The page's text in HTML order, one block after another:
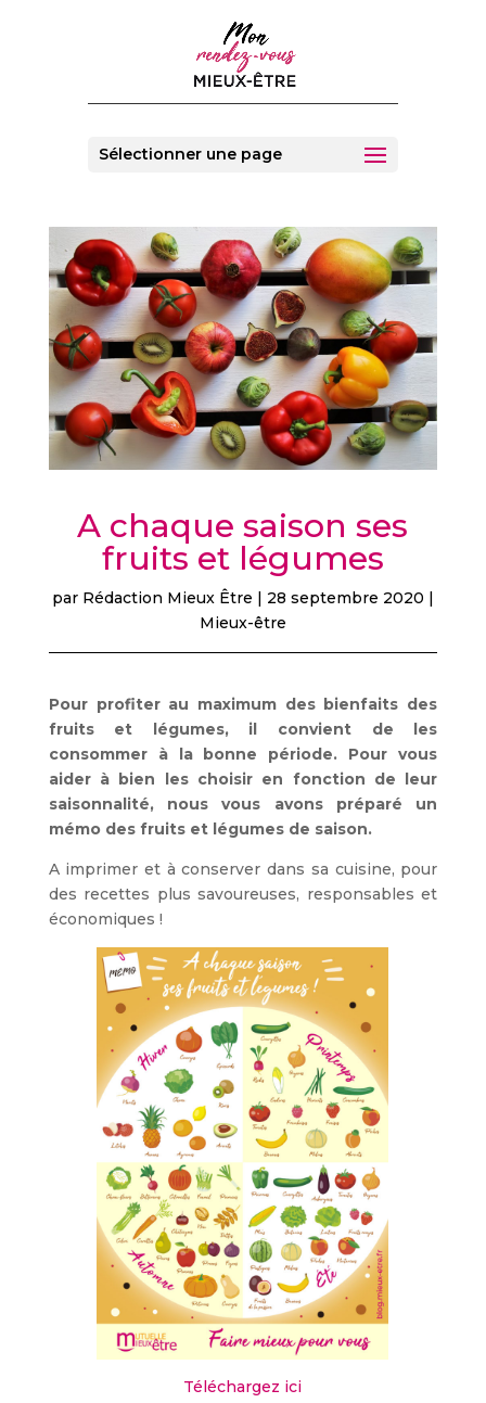
Sélectionner une page
A chaque saison ses
fruits et légumes
par Rédaction Mieux Être | 28 septembre 2020 |
Mieux-être
Pour profiter au maximum des bienfaits des
fruits et légumes, il convient de les
consommer à la bonne période. Pour vous
aider à bien les choisir en fonction de leur
saisonnalité, nous vous avons préparé un
mémo des fruits et légumes de saison.
A imprimer et à conserver dans sa cuisine, pour
des recettes plus savoureuses, responsables et
économiques !
Téléchargez ici